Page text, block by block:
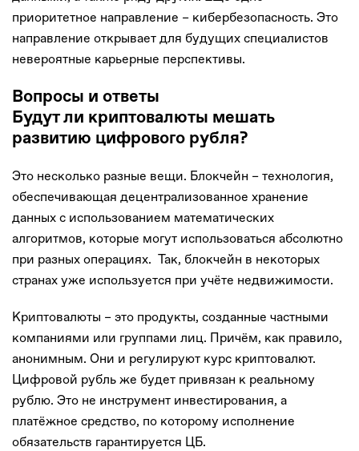
приоритетное направление – кибербезопасность. Это
направление открывает для будущих специалистов
невероятные карьерные перспективы.
Вопросы и ответы
Будут ли криптовалюты мешать
развитию цифрового рубля?
Это несколько разные вещи. Блокчейн – технология,
обеспечивающая децентрализованное хранение
данных с использованием математических
алгоритмов, которые могут использоваться абсолютно
при разных операциях. Так, блокчейн в некоторых
странах уже используется при учёте недвижимости.
Криптовалюты – это продукты, созданные частными
компаниями или группами лиц. Причём, как правило,
анонимным. Они и регулируют курс криптовалют.
Цифровой рубль же будет привязан к реальному
рублю. Это не инструмент инвестирования, а
платёжное средство, по которому исполнение
обязательств гарантируется ЦБ.